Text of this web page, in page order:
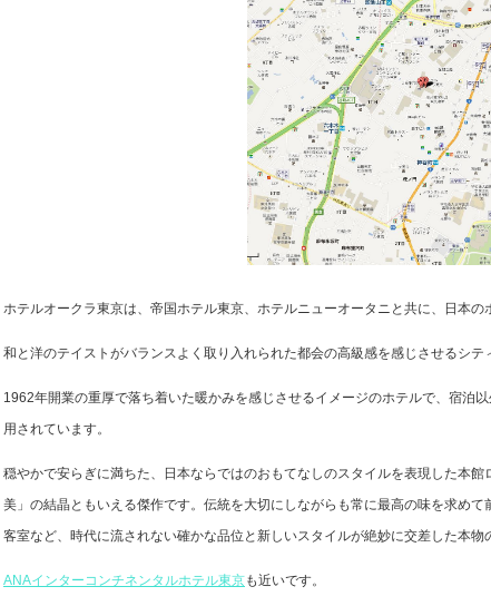
ホテルオークラ東京は、帝国ホテル東京、ホテルニューオータニと共に、日本
和と洋のテイストがバランスよく取り入れられた都会の高級感を感じさせるシテ
1962年開業の重厚で落ち着いた暖かみを感じさせるイメージのホテルで、宿泊
用されています。
穏やかで安らぎに満ちた、日本ならではのおもてなしのスタイルを表現した本
美」の結晶ともいえる傑作です。伝統を大切にしながらも常に最高の味を求め
客室など、時代に流されない確かな品位と新しいスタイルが絶妙に交差した本
ANAインターコンチネンタルホテル東京も近いです。